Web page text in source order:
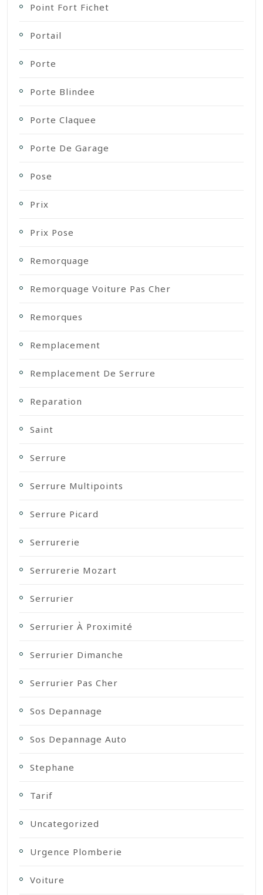
Point Fort Fichet
Portail
Porte
Porte Blindee
Porte Claquee
Porte De Garage
Pose
Prix
Prix Pose
Remorquage
Remorquage Voiture Pas Cher
Remorques
Remplacement
Remplacement De Serrure
Reparation
Saint
Serrure
Serrure Multipoints
Serrure Picard
Serrurerie
Serrurerie Mozart
Serrurier
Serrurier À Proximité
Serrurier Dimanche
Serrurier Pas Cher
Sos Depannage
Sos Depannage Auto
Stephane
Tarif
Uncategorized
Urgence Plomberie
Voiture